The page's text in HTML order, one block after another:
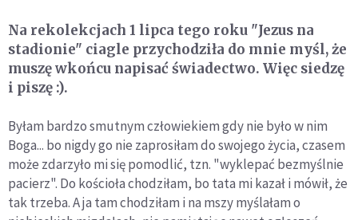
Na rekolekcjach 1 lipca tego roku "Jezus na
stadionie" ciagle przychodziła do mnie myśl, że
muszę wkońcu napisać świadectwo. Więc siedzę
i piszę :).
Byłam bardzo smutnym człowiekiem gdy nie było w nim
Boga... bo nigdy go nie zaprosiłam do swojego życia, czasem
może zdarzyło mi się pomodlić, tzn. "wyklepać bezmyślnie
pacierz". Do kościoła chodziłam, bo tata mi kazał i mówił, że
tak trzeba. A ja tam chodziłam i na mszy myślałam o